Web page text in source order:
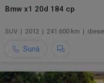
Bmw x1 20d 184 cp
SUV | 2012 | 241.600 km | diesel
Sună